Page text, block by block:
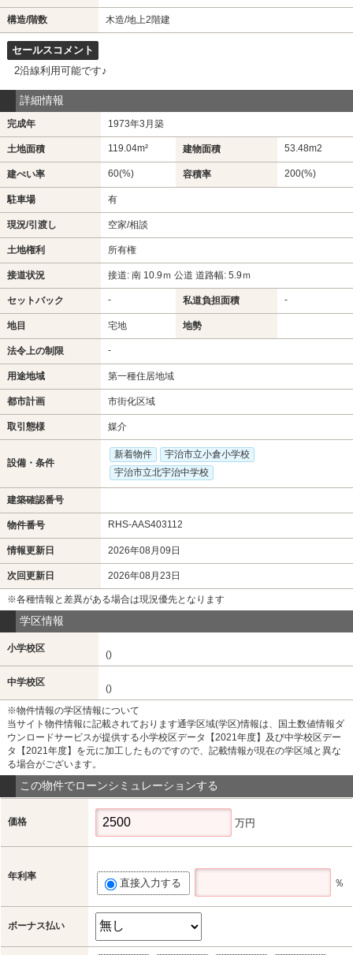
構造/階数 木造/地上2階建
セールスコメント
2沿線利用可能です♪
詳細情報
完成年 1973年3月築
土地面積 119.04m² 建物面積 53.48m2
建ぺい率 60(%) 容積率 200(%)
駐車場 有
現況/引渡し 空家/相談
土地権利 所有権
接道状況 接道: 南 10.9ｍ 公道 道路幅: 5.9ｍ
セットバック - 私道負担面積 -
地目 宅地 地勢
法令上の制限 -
用途地域 第一種住居地域
都市計画 市街化区域
取引態様 媒介
設備・条件
新着物件
宇治市立小倉小学校
宇治市立北宇治中学校
建築確認番号
物件番号 RHS-AAS403112
情報更新日 2026年08月09日
次回更新日 2026年08月23日
※各種情報と差異がある場合は現況優先となります
学区情報
小学校区
()
中学校区
()
※物件情報の学区情報について
当サイト物件情報に記載されております通学区域(学区)情報は、国土数値情報ダ
ウンロードサービスが提供する小学校区データ【2021年度】及び中学校区デー
タ【2021年度】を元に加工したものですので、記載情報が現在の学区域と異な
る場合がございます。
この物件でローンシミュレーションする
価格 万円
年利率
直接入力する ％
ボーナス払い